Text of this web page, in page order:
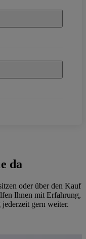
da
oder über den Kauf
Ihnen mit Erfahrung,
gern weiter.